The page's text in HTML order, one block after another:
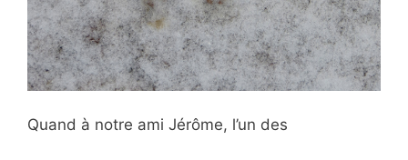
Quand à notre ami Jérôme, l’un des